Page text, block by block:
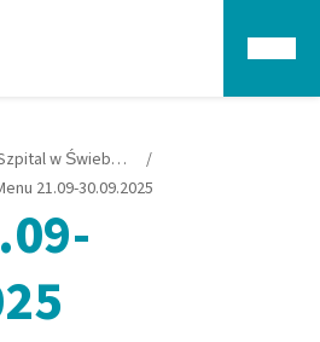
Nowy Szpital w Świebodzinie
/
21.09-30.09.2025